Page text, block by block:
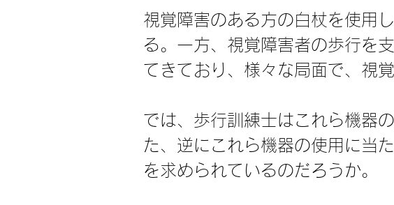
視覚障害のある方の白杖を使用
る。一方、視覚障害者の歩行を
てきており、様々な局面で、視
では、歩行訓練士はこれら機器
た、逆にこれら機器の使用に当
を求められているのだろうか。